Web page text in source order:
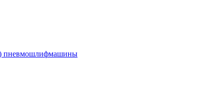
пневмошлифмашины